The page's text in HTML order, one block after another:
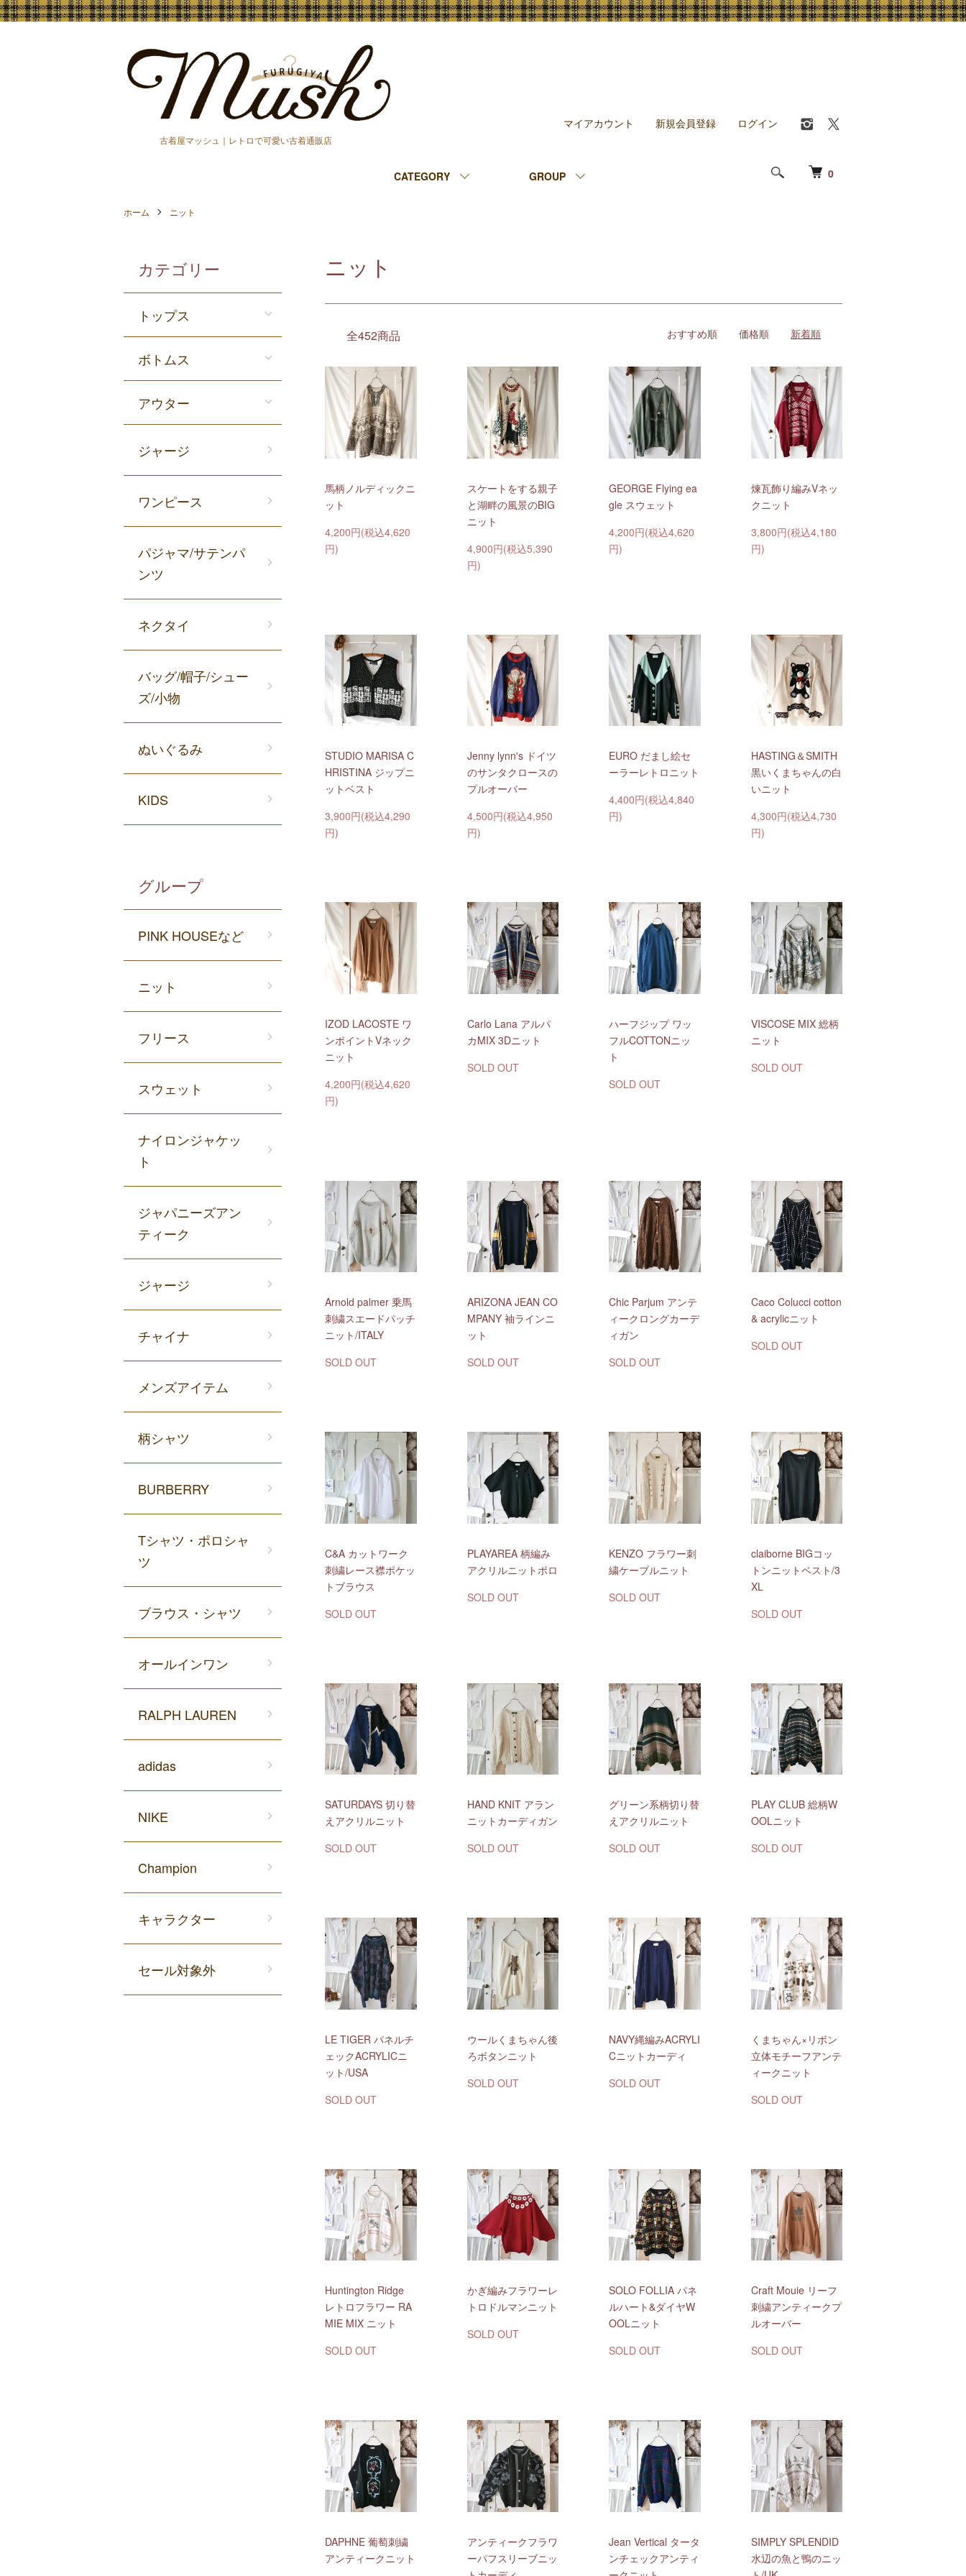
古着屋マッシュ｜レトロで可愛い古着通販店
0
CATEGORY GROUP
マイアカウント 新規会員登録 ログイン
ホーム ニット
ニット
全452商品 おすすめ順 価格順 新着順
馬柄ノルディックニ
ット
4,200円(税込4,620
円)
スケートをする親子
と湖畔の風景のBIG
ニット
4,900円(税込5,390
円)
GEORGE Flying ea
gle スウェット
4,200円(税込4,620
円)
煉瓦飾り編みVネッ
クニット
3,800円(税込4,180
円)
STUDIO MARISA C
HRISTINA ジップニ
ットベスト
3,900円(税込4,290
円)
Jenny lynn's ドイツ
のサンタクロースの
プルオーバー
4,500円(税込4,950
円)
EURO だまし絵セ
ーラーレトロニット
4,400円(税込4,840
円)
HASTING＆SMITH
黒いくまちゃんの白
いニット
4,300円(税込4,730
円)
IZOD LACOSTE ワ
ンポイントVネック
ニット
4,200円(税込4,620
円)
Carlo Lana アルパ
カMIX 3Dニット
SOLD OUT
ハーフジップ ワッ
フルCOTTONニッ
ト
SOLD OUT
VISCOSE MIX 総柄
ニット
SOLD OUT
Arnold palmer 乗馬
刺繍スエードパッチ
ニット/ITALY
SOLD OUT
ARIZONA JEAN CO
MPANY 袖ラインニ
ット
SOLD OUT
Chic Parjum アンテ
ィークロングカーデ
ィガン
SOLD OUT
Caco Colucci cotton
& acrylicニット
SOLD OUT
C&A カットワーク
刺繍レース襟ポケッ
トブラウス
SOLD OUT
PLAYAREA 柄編み
アクリルニットポロ
SOLD OUT
KENZO フラワー刺
繍ケーブルニット
SOLD OUT
claiborne BIGコッ
トンニットベスト/3
XL
SOLD OUT
SATURDAYS 切り替
えアクリルニット
SOLD OUT
HAND KNIT アラン
ニットカーディガン
SOLD OUT
グリーン系柄切り替
えアクリルニット
SOLD OUT
PLAY CLUB 総柄W
OOLニット
SOLD OUT
LE TIGER パネルチ
ェックACRYLICニ
ット/USA
SOLD OUT
ウールくまちゃん後
ろボタンニット
SOLD OUT
NAVY縄編みACRYLI
Cニットカーディ
SOLD OUT
くまちゃん×リボン
立体モチーフアンテ
ィークニット
SOLD OUT
Huntington Ridge
レトロフラワー RA
MIE MIX ニット
SOLD OUT
かぎ編みフラワーレ
トロドルマンニット
SOLD OUT
SOLO FOLLIA パネ
ルハート&ダイヤW
OOLニット
SOLD OUT
Craft Mouie リーフ
刺繍アンティークプ
ルオーバー
SOLD OUT
DAPHNE 葡萄刺繍
アンティークニット
アンティークフラワ
ーパフスリーブニッ
Jean Vertical タータ
ンチェックアンティ
SIMPLY SPLENDID
水辺の魚と鴨のニッ
カテゴリー
トップス
ボトムス
アウター
ジャージ
ワンピース
パジャマ/サテンパ
ンツ
ネクタイ
バッグ/帽子/シュー
ズ/小物
ぬいぐるみ
KIDS
グループ
PINK HOUSEなど
ニット
フリース
スウェット
ナイロンジャケッ
ト
ジャパニーズアン
ティーク
ジャージ
チャイナ
メンズアイテム
柄シャツ
BURBERRY
Tシャツ・ポロシャ
ツ
ブラウス・シャツ
オールインワン
RALPH LAUREN
adidas
NIKE
Champion
キャラクター
セール対象外